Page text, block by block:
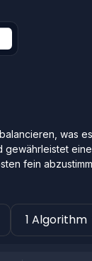
was
gewährleistet
fein
1 Algorithm